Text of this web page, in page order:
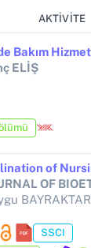
AKTIVITE
ELİŞ
OF
SSCI